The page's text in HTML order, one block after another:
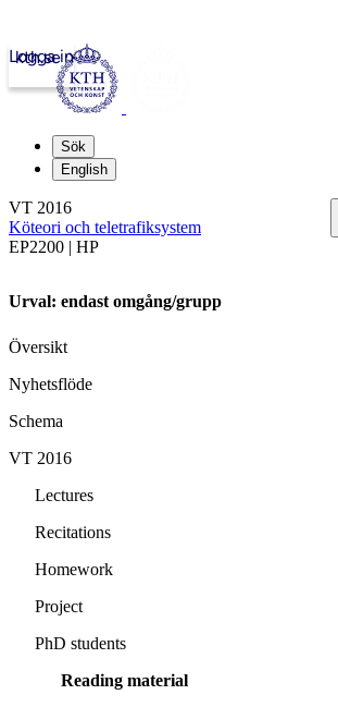
kth.se
Logga in
Sök
English
VT 2016
Köteori och teletrafiksystem
EP2200 | HP
Urval: endast omgång/grupp
Översikt
Nyhetsflöde
Schema
VT 2016
Lectures
Recitations
Homework
Project
PhD students
Reading material